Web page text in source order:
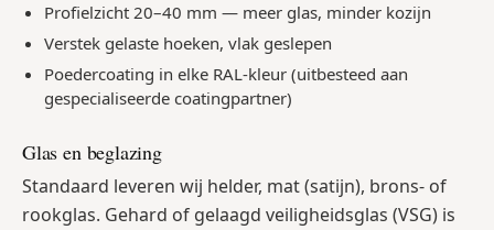
Profielzicht 20–40 mm — meer glas, minder kozijn
Verstek gelaste hoeken, vlak geslepen
Poedercoating in elke RAL-kleur (uitbesteed aan
gespecialiseerde coatingpartner)
Glas en beglazing
Standaard leveren wij helder, mat (satijn), brons- of
rookglas. Gehard of gelaagd veiligheidsglas (VSG) is